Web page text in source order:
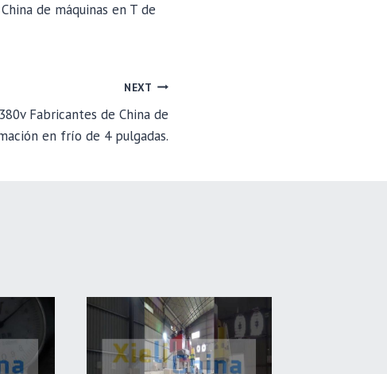
de máquinas en T de
NEXT
Fabricantes de China de
en frío de 4 pulgadas.